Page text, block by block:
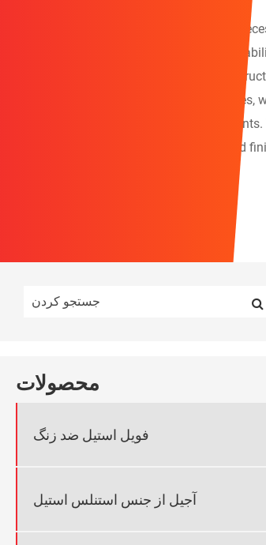
Qihong Stainless steel sheets are flat, thin
elements. Stainless steel is prized for its
industries and applications, including:
Stainless steel sheets come in various
resistant and suitable for marine
also vary, with options like a bright annealed
محصولات
فویل استیل ضد زنگ
آجیل از جنس استنلس استیل